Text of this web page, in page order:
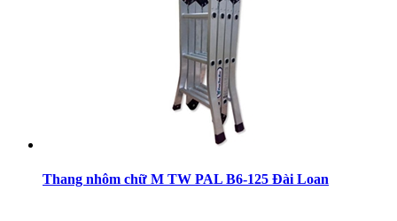
Thang nhôm chữ M TW PAL B6-125 Đài Loan